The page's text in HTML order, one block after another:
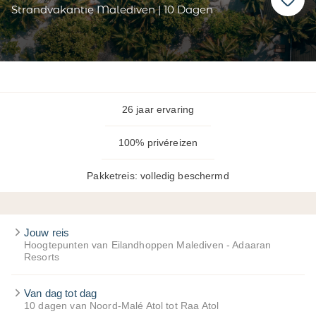
Strandvakantie Malediven | 10 Dagen
26 jaar ervaring
100% privéreizen
Pakketreis: volledig beschermd
Jouw reis
Hoogtepunten van Eilandhoppen Malediven - Adaaran
Resorts
Van dag tot dag
10 dagen van Noord-Malé Atol tot Raa Atol